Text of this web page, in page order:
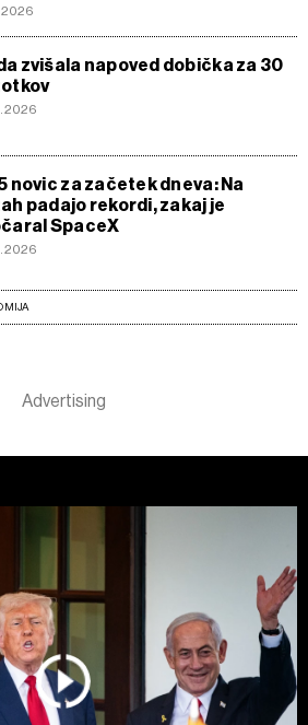
zvišala napoved dobička za 30
novic za začetek dneva: Na
padajo rekordi, zakaj je
SpaceX